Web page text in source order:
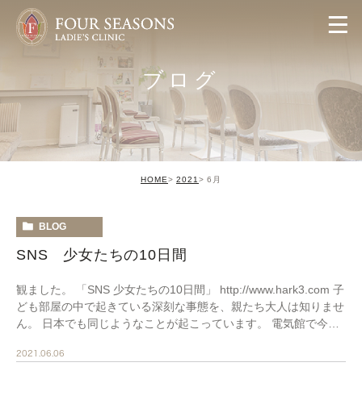
ブログ
HOME 2021 6月
BLOG
SNS 少女たちの10日間
観ました。 「SNS 少女たちの10日間」 http://www.hark3.com 子
ども部屋の中で起きている深刻な事態を、親たち大人は知りませ
ん。 日本でも同じようなことが起こっています。 電気館で今週
2021.06.06